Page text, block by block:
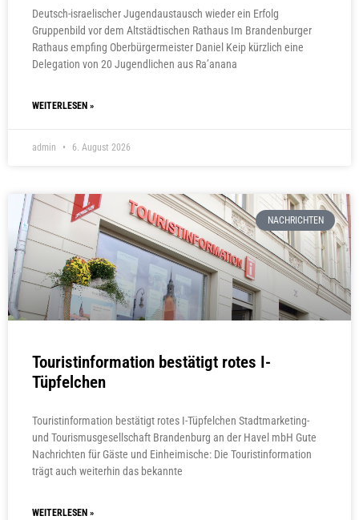
Deutsch-israelischer Jugendaustausch wieder ein Erfolg
Gruppenbild vor dem Altstädtischen Rathaus Im Brandenburger
Rathaus empfing Oberbürgermeister Daniel Keip kürzlich eine
Delegation von 20 Jugendlichen aus Ra’anana
WEITERLESEN »
admin 6. August 2026
NACHRICHTEN
Touristinformation bestätigt rotes I-
Tüpfelchen
Touristinformation bestätigt rotes I-Tüpfelchen Stadtmarketing-
und Tourismusgesellschaft Brandenburg an der Havel mbH Gute
Nachrichten für Gäste und Einheimische: Die Touristinformation
trägt auch weiterhin das bekannte
WEITERLESEN »